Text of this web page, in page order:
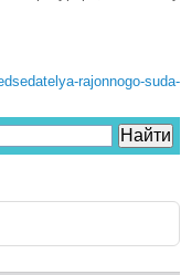
rajonnogo-suda-